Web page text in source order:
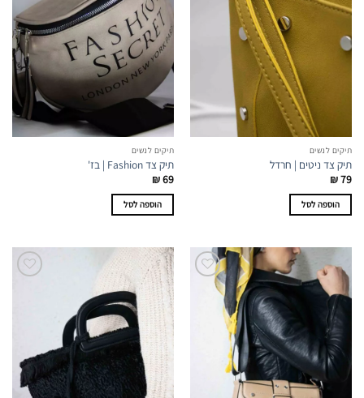
תיקים לנשים
תיק צד ניטים | חרדל
₪79
הוספה לסל
תיקים לנשים
תיק צד Fashion | בז'
₪69
הוספה לסל